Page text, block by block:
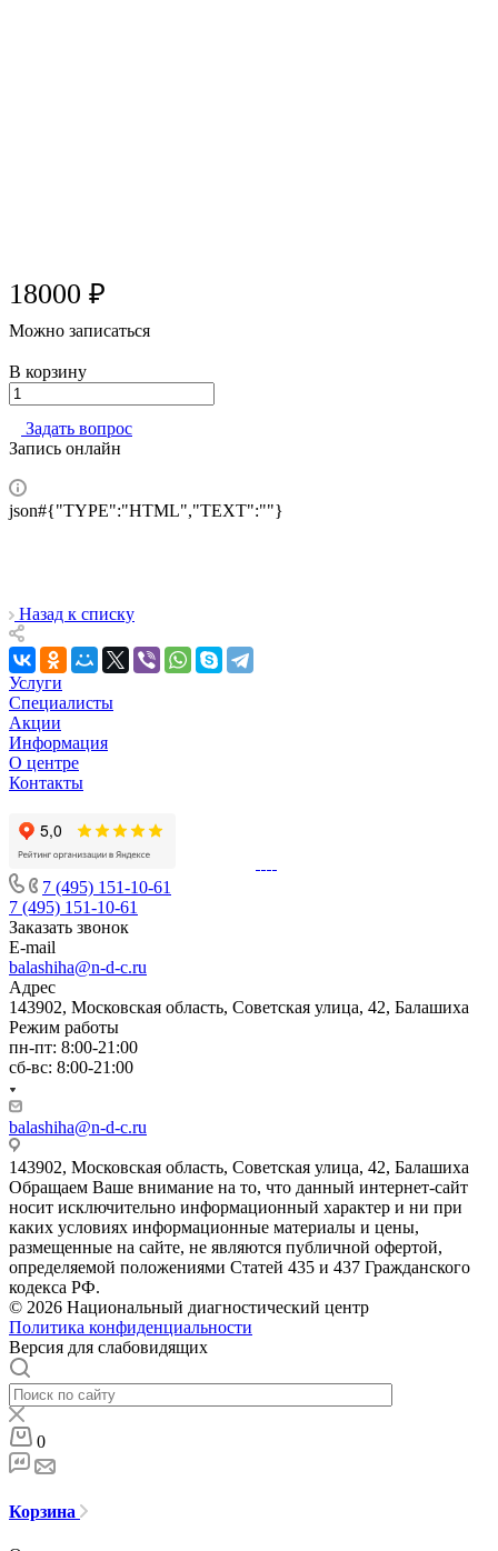
18000 ₽
Можно записаться
В корзину
Задать вопрос
Запись онлайн
json#{"TYPE":"HTML","TEXT":""}
Назад к списку
Услуги
Специалисты
Акции
Информация
О центре
Контакты
7 (495) 151-10-61
7 (495) 151-10-61
Заказать звонок
E-mail
balashiha@n-d-c.ru
Адрес
143902, Московская область, Советская улица, 42, Балашиха
Режим работы
пн-пт: 8:00-21:00
сб-вс: 8:00-21:00
balashiha@n-d-c.ru
143902, Московская область, Советская улица, 42, Балашиха
Обращаем Ваше внимание на то, что данный интернет-сайт
носит исключительно информационный характер и ни при
каких условиях информационные материалы и цены,
размещенные на сайте, не являются публичной офертой,
определяемой положениями Статей 435 и 437 Гражданского
кодекса РФ.
© 2026 Национальный диагностический центр
Политика конфиденциальности
Версия для слабовидящих
0
Корзина